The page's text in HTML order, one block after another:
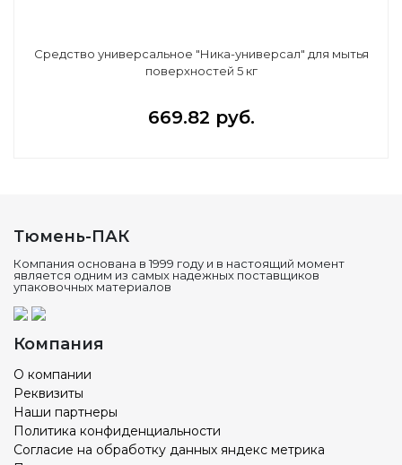
Средство универсальное "Ника-универсал" для мытья
поверхностей 5 кг
669.82 руб.
Тюмень-ПАК
Компания основана в 1999 году и в настоящий момент
является одним из самых надежных поставщиков
упаковочных материалов
Компания
О компании
Реквизиты
Наши партнеры
Политика конфиденциальности
Согласие на обработку данных яндекс метрика